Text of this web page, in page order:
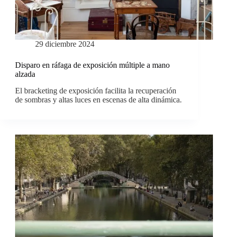
29 diciembre 2024
Disparo en ráfaga de exposición múltiple a mano
alzada
El bracketing de exposición facilita la recuperación
de sombras y altas luces en escenas de alta dinámica.